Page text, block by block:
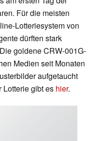
Für die meisten
Lotteriesystem von
dürften stark
goldene CRW-001G-
Medien seit Monaten
aufgetaucht
Lotterie gibt es hier.